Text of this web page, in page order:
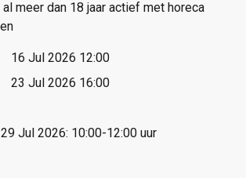
meer dan 18 jaar actief met horeca
16 Jul 2026 12:00
23 Jul 2026 16:00
29 Jul 2026: 10:00-12:00 uur